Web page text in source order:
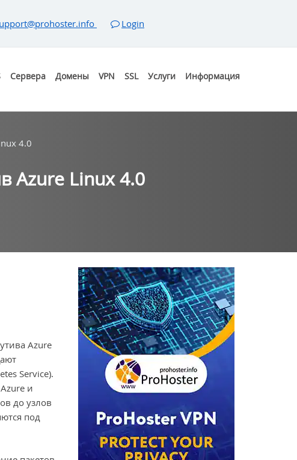
Login
Сервера Домены VPN SSL Услуги Информация
4.0
Azure Linux 4.0
Azure
Service).
и
до узлов
под